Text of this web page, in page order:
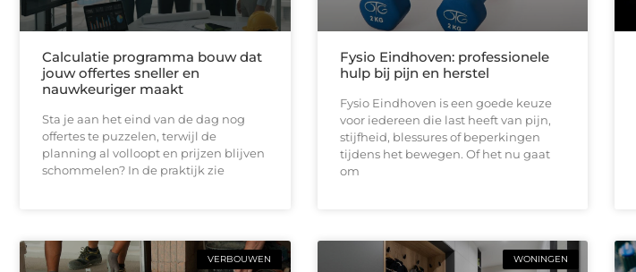
Calculatie programma bouw dat
jouw offertes sneller en
nauwkeuriger maakt
Sta je aan het eind van de dag nog
offertes te puzzelen, terwijl de
planning al volloopt en prijzen blijven
schommelen? In de praktijk zie
Fysio Eindhoven: professionele
hulp bij pijn en herstel
Fysio Eindhoven is een goede keuze
voor iedereen die last heeft van pijn,
stijfheid, blessures of beperkingen
tijdens het bewegen. Of het nu gaat
om
VERBOUWEN WONINGEN